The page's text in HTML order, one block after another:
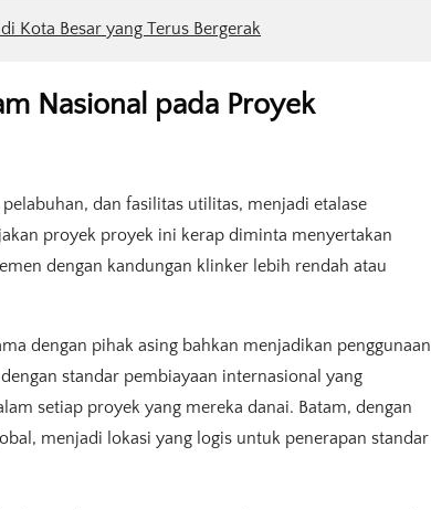
Kota Besar yang Terus Bergerak
Nasional pada Proyek
dan fasilitas utilitas, menjadi etalase
proyek proyek ini kerap diminta menyertakan
dengan kandungan klinker lebih rendah atau
dengan pihak asing bahkan menjadikan penggunaan
standar pembiayaan internasional yang
setiap proyek yang mereka danai. Batam, dengan
menjadi lokasi yang logis untuk penerapan standar